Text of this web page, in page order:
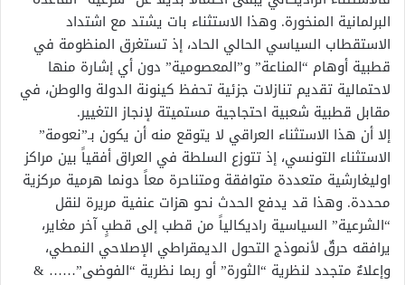
البرلمانية المنخورة. وهذا الاستثناء بات يشتد مع اشتداد
الاستقطاب السياسي الحالي الحاد، إذ تستغرق المنظومة في
قطبية أوهام “المناعة” و”المعصومية” دون أي إشارة منها
لاحتمالية تقديم تنازلات جزئية تحفظ كينونة الدولة والوطن، في
مقابل قطبية شعبية احتجاجية مستميتة لإنجاز التغيير.
إلا أن هذا الاستثناء العراقي لا يتوقع منه أن يكون بـ”نعومة”
الاستثناء التونسي، إذ تتوزع السلطة في العراق أفقياً بين مراكز
اوليغارشية متعددة متوافقة ومتناحرة معاً دونما هرمية مركزية
محددة. وهذا قد يدفع الحدث نحو هزات عنفية مريرة لنقل
“الشرعية” السياسية راديكالياً من قطب إلى قطبٍ آخر مغاير،
يرافقه حرقٌ لأنموذج التحول الديمقراطي الإصلاحي النمطي،
وإعلاءٌ متجدد لنظرية “الثورة” أو ربما نظرية “الفوضى”…… &